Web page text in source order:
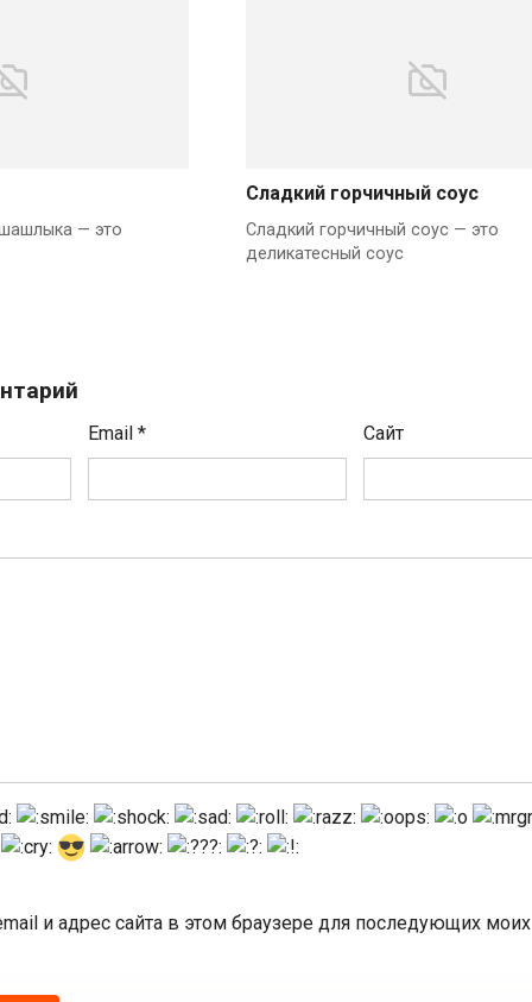
— это
Сладкий горчичный соус
Сладкий горчичный соус — это
деликатесный соус
Email* Сайт
и адрес сайта в этом браузере для последующих моих